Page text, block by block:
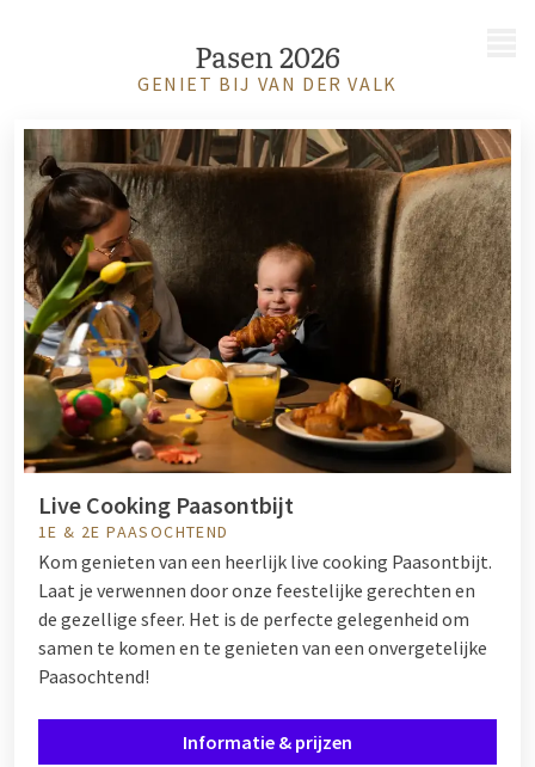
Pasen 2026
GENIET BIJ VAN DER VALK
Live Cooking Paasontbijt
1E & 2E PAASOCHTEND
Kom genieten van een heerlijk live cooking Paasontbijt.
Laat je verwennen door onze feestelijke gerechten en
de gezellige sfeer. Het is de perfecte gelegenheid om
samen te komen en te genieten van een onvergetelijke
Paasochtend!
Informatie & prijzen